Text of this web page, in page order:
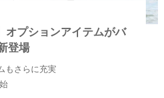
オプションアイテムがバ
登場
もさらに充実